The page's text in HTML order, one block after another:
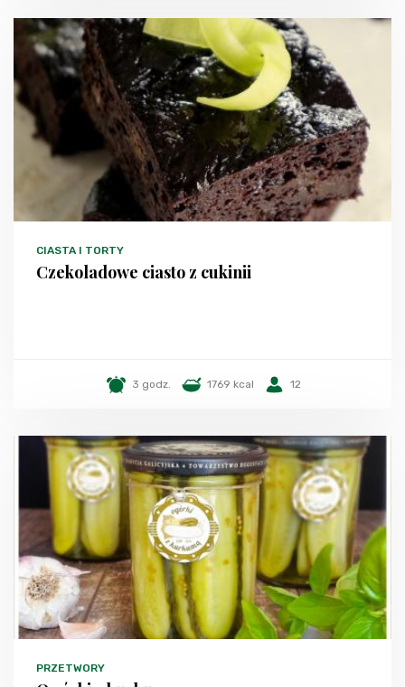
CIASTA I TORTY
Czekoladowe ciasto z cukinii
3 godz. 1769 kcal 12
PRZETWORY